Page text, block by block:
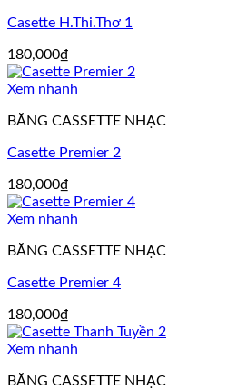
Casette H.Thi.Thơ 1
180,000₫
Xem nhanh
BĂNG CASSETTE NHẠC
Casette Premier 2
180,000₫
Xem nhanh
BĂNG CASSETTE NHẠC
Casette Premier 4
180,000₫
Xem nhanh
BĂNG CASSETTE NHẠC